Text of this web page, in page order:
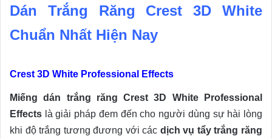
Dán Trắng Răng Crest 3D White
Chuẩn Nhất Hiện Nay
Crest 3D White Professional Effects
Miếng dán trắng răng Crest 3D White Professional
Effects là giải pháp đem đến cho người dùng sự hài lòng
khi độ trắng tương đương với các dịch vụ tẩy trắng răng